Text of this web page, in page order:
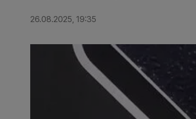
26.08.2025, 19:35